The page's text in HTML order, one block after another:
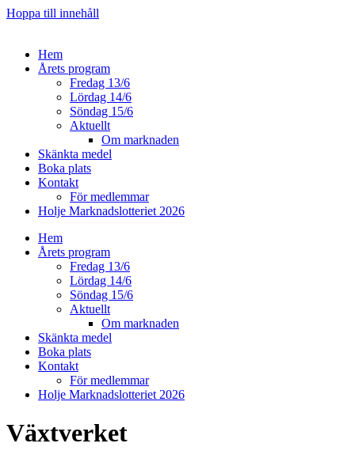
Hoppa till innehåll
Hem
Årets program
Fredag 13/6
Lördag 14/6
Söndag 15/6
Aktuellt
Om marknaden
Skänkta medel
Boka plats
Kontakt
För medlemmar
Holje Marknadslotteriet 2026
Hem
Årets program
Fredag 13/6
Lördag 14/6
Söndag 15/6
Aktuellt
Om marknaden
Skänkta medel
Boka plats
Kontakt
För medlemmar
Holje Marknadslotteriet 2026
Växtverket